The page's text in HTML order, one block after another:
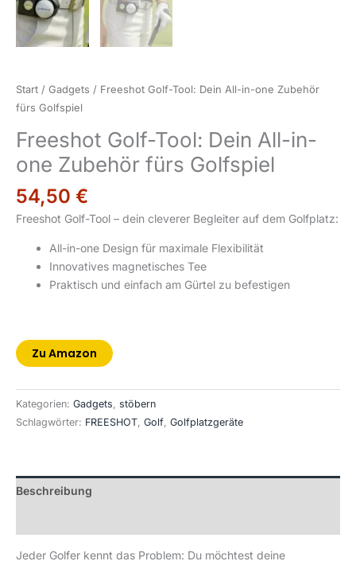
Start / Gadgets / Freeshot Golf-Tool: Dein All-in-one Zubehör
fürs Golfspiel
Freeshot Golf-Tool: Dein All-in-
one Zubehör fürs Golfspiel
54,50 €
Freeshot Golf-Tool – dein cleverer Begleiter auf dem Golfplatz:
All-in-one Design für maximale Flexibilität
Innovatives magnetisches Tee
Praktisch und einfach am Gürtel zu befestigen
Zu Amazon
Kategorien: Gadgets stöbern
Schlagwörter: FREESHOT Golf Golfplatzgeräte
Beschreibung
Jeder Golfer kennt das Problem: Du möchtest deine